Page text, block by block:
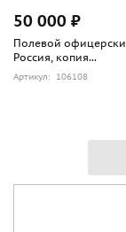
50 000 ₽
Полевой
Россия, копия...
Артикул: 106108